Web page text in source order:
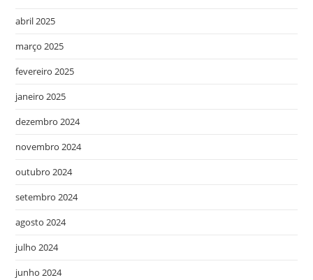
abril 2025
março 2025
fevereiro 2025
janeiro 2025
dezembro 2024
novembro 2024
outubro 2024
setembro 2024
agosto 2024
julho 2024
junho 2024